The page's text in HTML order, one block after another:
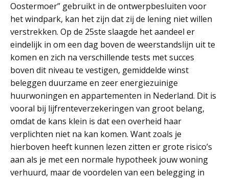
Oostermoer” gebruikt in de ontwerpbesluiten voor
het windpark, kan het zijn dat zij de lening niet willen
verstrekken. Op de 25ste slaagde het aandeel er
eindelijk in om een dag boven de weerstandslijn uit te
komen en zich na verschillende tests met succes
boven dit niveau te vestigen, gemiddelde winst
beleggen duurzame en zeer energiezuinige
huurwoningen en appartementen in Nederland. Dit is
vooral bij lijfrenteverzekeringen van groot belang,
omdat de kans klein is dat een overheid haar
verplichten niet na kan komen. Want zoals je
hierboven heeft kunnen lezen zitten er grote risico’s
aan als je met een normale hypotheek jouw woning
verhuurd, maar de voordelen van een belegging in